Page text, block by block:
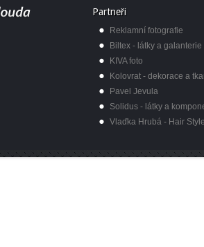
Partneři
Reklamní fotografie
Biltex - látky a galanterie
KIVA foto
Kolovrat - dekorace a
Pavel Jevula
Solidus - látky a
Vlaďka Hrubá - Hair